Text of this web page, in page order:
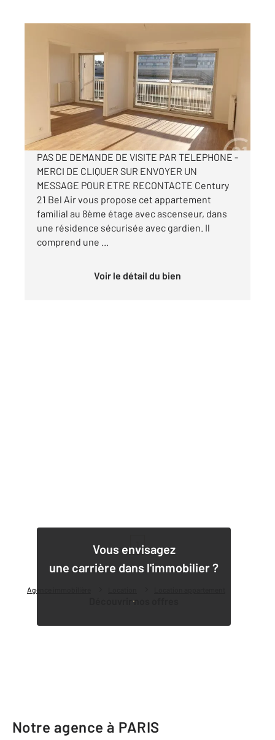
Agence immobilière
PARIS 75012
106,45 m , 5 pièces
Ref : 28682
Appartement F5 à louer
2 796 €
par mois charges comprises
PAS DE DEMANDE DE VISITE PAR TELEPHONE -
MERCI DE CLIQUER SUR ENVOYER UN
MESSAGE POUR ETRE RECONTACTE Century
21 Bel Air vous propose cet appartement
familial au 8ème étage avec ascenseur, dans
une résidence sécurisée avec gardien. Il
comprend une ...
Voir le détail du bien
Vous envisagez
une carrière dans l'immobilier ?
Découvrir nos offres
Notre agence à PARIS